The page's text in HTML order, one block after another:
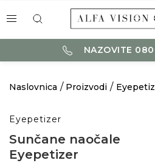
NAZOVITE
Naslovnica Proizvodi
Eyepetizer
Sunčane naočale
Eyepetizer